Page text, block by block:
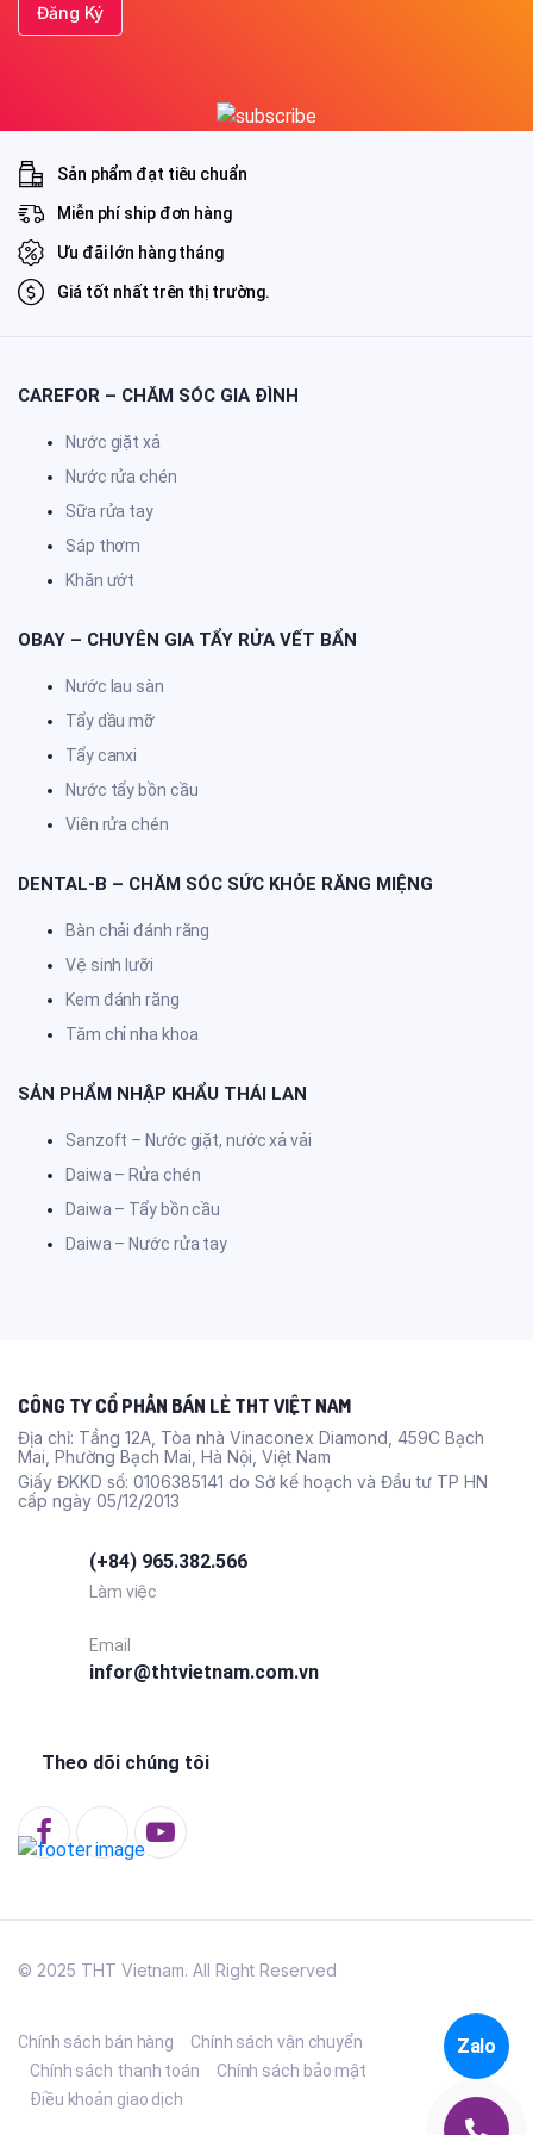
Sản phẩm đạt tiêu chuẩn
Miễn phí ship đơn hàng
Ưu đãi lớn hàng tháng
Giá tốt nhất trên thị trường.
CAREFOR – CHĂM SÓC GIA ĐÌNH
Nước giặt xả
Nước rửa chén
Sữa rửa tay
Sáp thơm
Khăn ướt
OBAY – CHUYÊN GIA TẨY RỬA VẾT BẨN
Nước lau sàn
Tẩy dầu mỡ
Tẩy canxi
Nước tẩy bồn cầu
Viên rửa chén
DENTAL-B – CHĂM SÓC SỨC KHỎE RĂNG MIỆNG
Bàn chải đánh răng
Vệ sinh lưỡi
Kem đánh răng
Tăm chỉ nha khoa
SẢN PHẨM NHẬP KHẨU THÁI LAN
Sanzoft – Nước giặt, nước xả vải
Daiwa – Rửa chén
Daiwa – Tẩy bồn cầu
Daiwa – Nước rửa tay
CÔNG TY CỔ PHẦN BÁN LẺ THT VIỆT NAM
Địa chỉ: Tầng 12A, Tòa nhà Vinaconex Diamond, 459C Bạch
Mai, Phường Bạch Mai, Hà Nội, Việt Nam
Giấy ĐKKD số: 0106385141 do Sở kế hoạch và Đầu tư TP HN
cấp ngày 05/12/2013
(+84) 965.382.566
Làm việc
infor@thtvietnam.com.vn
Email
Theo dõi chúng tôi
© 2025 THT Vietnam. All Right Reserved
Chính sách bán hàng
Chính sách vận chuyển
Chính sách thanh toán
Chính sách bảo mật
Điều khoản giao dịch
Zalo